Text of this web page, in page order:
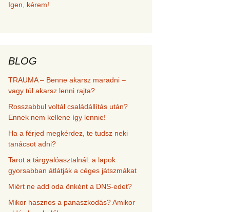
Igen, kérem!
BLOG
TRAUMA – Benne akarsz maradni –
vagy túl akarsz lenni rajta?
Rosszabbul voltál családállítás után?
Ennek nem kellene így lennie!
Ha a férjed megkérdez, te tudsz neki
tanácsot adni?
Tarot a tárgyalóasztalnál: a lapok
gyorsabban átlátják a céges játszmákat
Miért ne add oda önként a DNS-edet?
Mikor hasznos a panaszkodás? Amikor